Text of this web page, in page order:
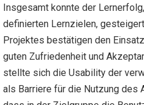
Insgesamt konnte der
definierten Lernzielen,
Projektes bestätigen den
guten Zufriedenheit und
stellte sich die Usability der
als Barriere für die Nutzung des